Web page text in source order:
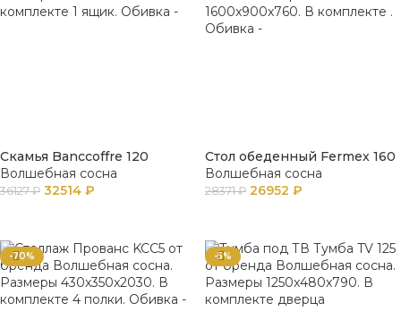
Скамья Banccoffre 120
Волшебная сосна
36127₽ 32514 ₽
Стол обеденный Fermex 160
Волшебная сосна
28371₽ 26952 ₽
-70% -5%